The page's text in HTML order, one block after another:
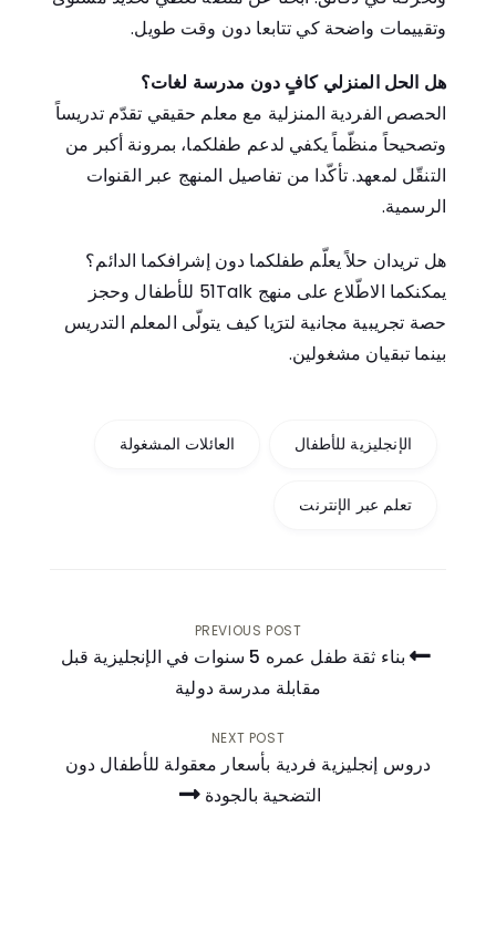
وتقييمات واضحة كي تتابعا دون وقت طويل.
هل الحل المنزلي كافٍ دون مدرسة لغات؟
الحصص الفردية المنزلية مع معلم حقيقي تقدّم تدريساً
وتصحيحاً منظّماً يكفي لدعم طفلكما، بمرونة أكبر من
التنقّل لمعهد. تأكّدا من تفاصيل المنهج عبر القنوات
الرسمية.
هل تريدان حلاً يعلّم طفلكما دون إشرافكما الدائم؟
يمكنكما الاطّلاع على منهج 51Talk للأطفال وحجز
حصة تجريبية مجانية لترَيا كيف يتولّى المعلم التدريس
بينما تبقيان مشغولين.
الإنجليزية للأطفال العائلات المشغولة
تعلم عبر الإنترنت
المقالات
PREVIOUS POST
بناء ثقة طفل عمره 5 سنوات في الإنجليزية قبل
مقابلة مدرسة دولية
NEXT POST
دروس إنجليزية فردية بأسعار معقولة للأطفال دون
التضحية بالجودة